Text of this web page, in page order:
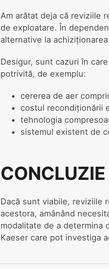
Am arătat deja că reviziile
de exploatare. În
alternative la
Desigur, sunt cazuri în
potrivită, de exemplu:
cererea de aer
costul recondiționării
tehnologia
sistemul existent de
CONCLUZIE
Dacă sunt viabile, reviziile
acestora, amânând
modalitate de a determina
Kaeser care pot investiga